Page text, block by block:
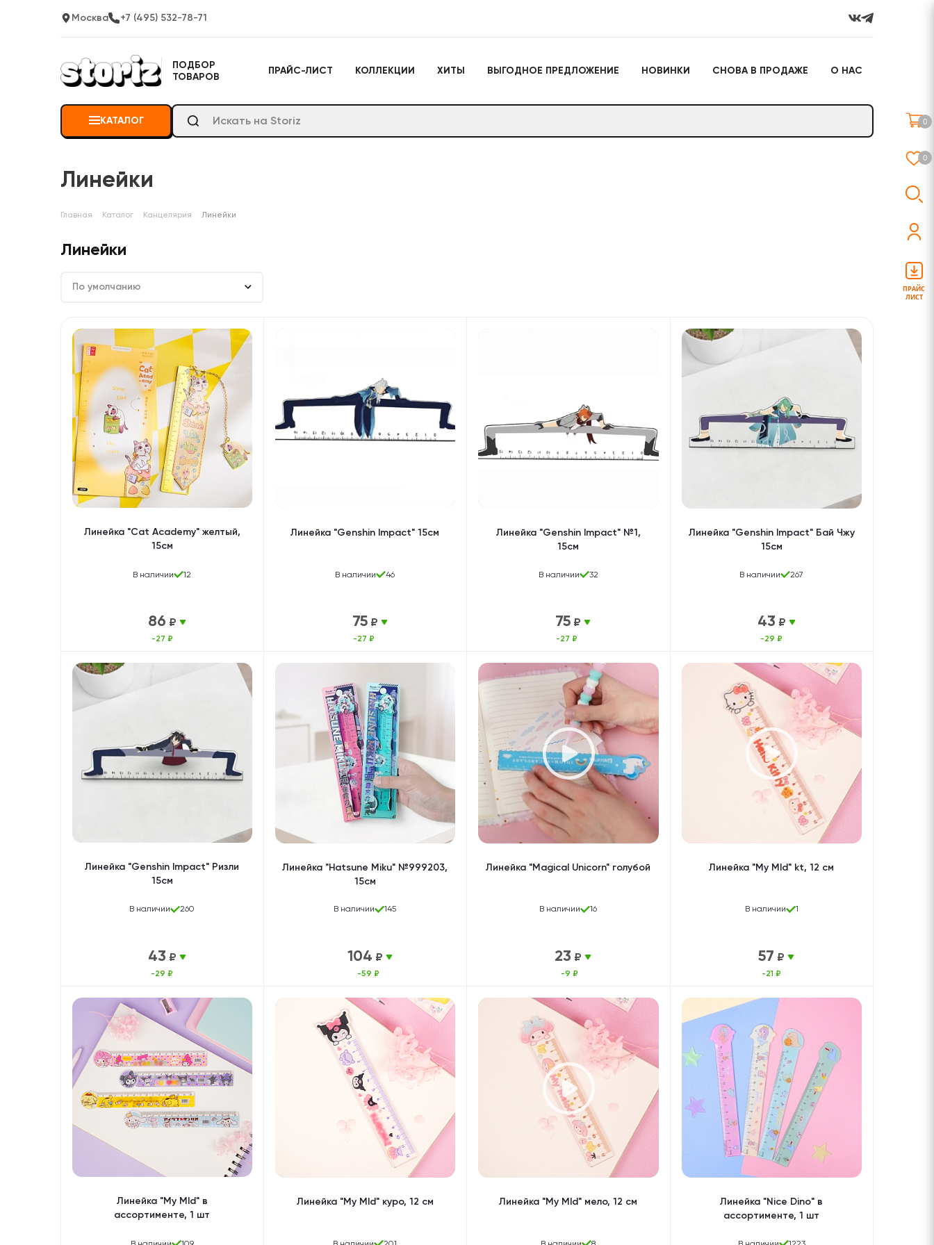
Москва +7 (495) 532-78-71
ПОДБОР
ТОВАРОВ
ПРАЙС-ЛИСТ КОЛЛЕКЦИИ ХИТЫ ВЫГОДНОЕ ПРЕДЛОЖЕНИЕ НОВИНКИ СНОВА В ПРОДАЖЕ О НАС
КАТАЛОГ
Игрушки
Actiontoys
Антистрессы
Игрушки для активного
Мягкие брелоки
Настольные игры
Подарочные наборы
Слайм
Линейки
Главная Каталог Канцелярия Линейки
Линейки
По умолчанию
В наличии 12
Линейка "Cat Academy" желтый,
15см
86 ₽
-27 ₽
В наличии 46
Линейка "Genshin Impact" 15см
75₽
-27 ₽
В наличии 32
Линейка "Genshin Impact" №1,
15см
75 ₽
-27 ₽
В наличии 267
Линейка "Genshin Impact" Бай Чжу
15см
43 ₽
-29 ₽
В наличии 260
Линейка "Genshin Impact" Ризли
15см
43 ₽
-29 ₽
В наличии 145
Линейка "Hatsune Miku" №999203,
15см
104 ₽
-59 ₽
В наличии 16
Линейка "Magical Unicorn" голубой
23 ₽
-9 ₽
В наличии 1
Линейка "My Mld" kt, 12 см
57 ₽
-21 ₽
Линейка "My Mld" в
ассортименте, 1 шт
Линейка "My Mld" куро, 12 см Линейка "My Mld" мело, 12 см
Линейка "Nice Dino" в
ассортименте, 1 шт
0
0
ПРАЙС
ЛИСТ